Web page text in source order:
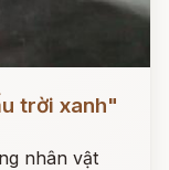
trời xanh"
nhân vật